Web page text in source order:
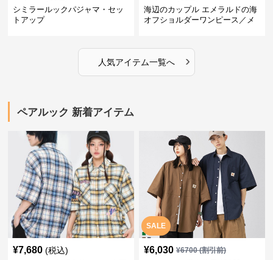
シミラールックパジャマ・セッ
トアップ
海辺のカップル エメラルドの海
オフショルダーワンピース／メ
人気アイテム一覧へ ›
ペアルック 新着アイテム
¥7,680 (税込)
SALE
¥6,030 ¥6700(割引前)